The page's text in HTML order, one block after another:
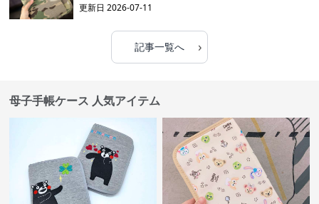
更新日2026-07-11
記事一覧へ ›
母子手帳ケース 人気アイテム